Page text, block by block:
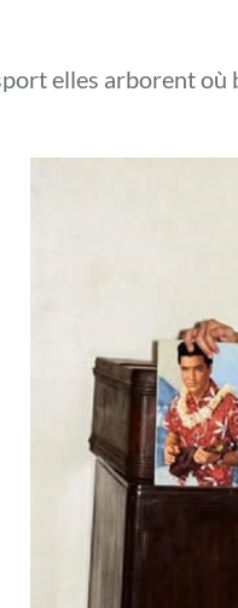
elles arborent